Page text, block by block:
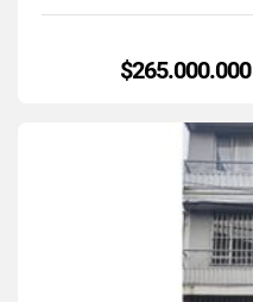
$265.000.000